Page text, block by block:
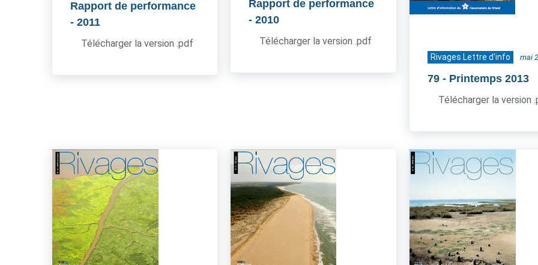
Rapport de performance
- 2011
Télécharger la version .pdf
Rapport de performance
- 2010
Télécharger la version .pdf
Rivages Lettre d'info mai
79 - Printemps 2013
Télécharger la version